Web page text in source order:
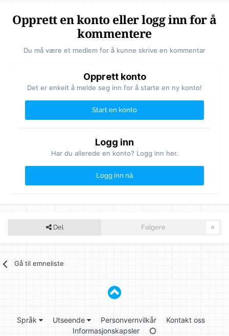
Opprett en konto eller logg inn for å
kommentere
Du må være et medlem for å kunne skrive en kommentar
Opprett konto
Det er enkelt å melde seg inn for å starte en ny konto!
Start en konto
Logg inn
Har du allerede en konto? Logg inn her.
Logg inn nå
Del Følgere 0
Gå til emneliste
Språk Utseende Personvernvilkår
Kontakt oss
Informasjonskapsler